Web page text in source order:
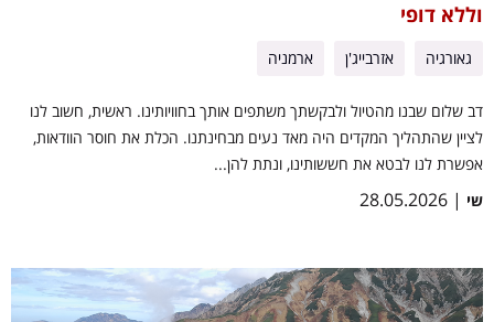
וללא דופי
גאורגיה אזרבייג'ן ארמניה
דב שלום שבנו מהטיול ולבקשתך משתפים אותך בחוויותינו. ראשית, חשוב לנו
לציין שהתהליך המקדים היה מאד נעים מבחינתנו. הכלת את חוסר הוודאות,
אפשרת לנו לבטא את חששותינו, ונתת להן...
שי | 28.05.2026